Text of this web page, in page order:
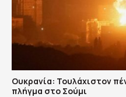
Ουκρανία: Τουλάχιστον
πλήγμα στο Σούμι